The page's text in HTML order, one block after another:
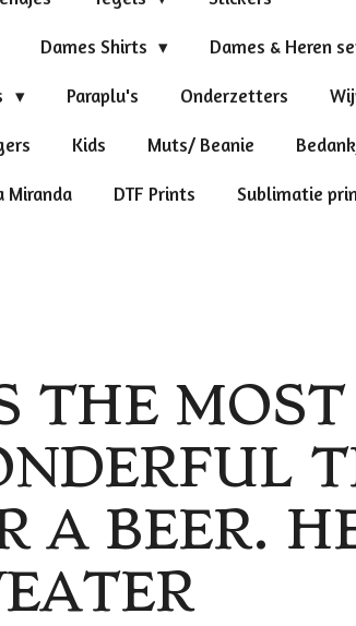
Dames Shirts Dames & Heren
Paraplu's Onderzetters
Kids Muts/ Beanie
Miranda DTF Prints Sublimatie
THE MOST
A BEER.